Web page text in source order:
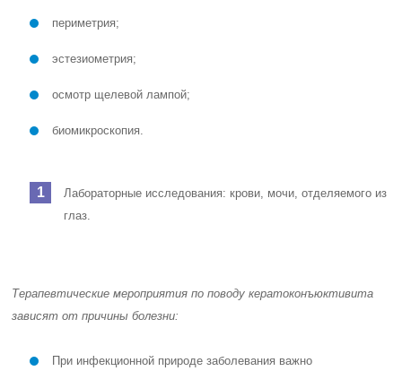
периметрия;
эстезиометрия;
осмотр щелевой лампой;
биомикроскопия.
Лабораторные исследования: крови, мочи, отделяемого из
глаз.
Терапевтические мероприятия по поводу кератоконъюктивита
зависят от причины болезни:
При инфекционной природе заболевания важно